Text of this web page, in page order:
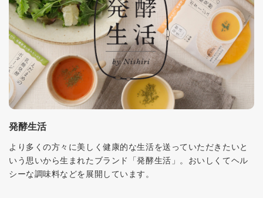
発酵生活
より多くの方々に美しく健康的な生活を送っていただきたいと
いう思いから生まれたブランド「発酵生活」。おいしくてヘル
シーな調味料などを展開しています。